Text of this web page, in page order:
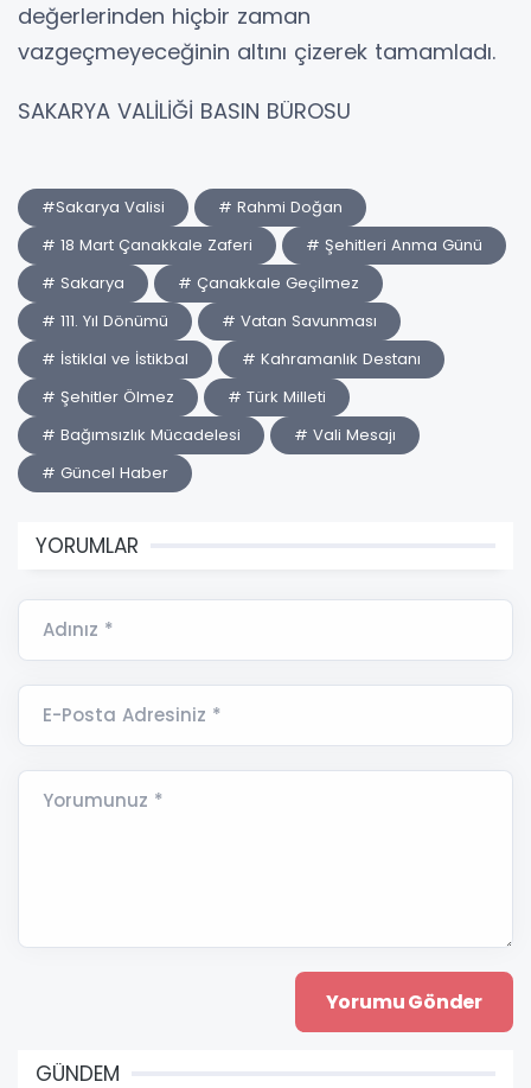
değerlerinden hiçbir zaman
vazgeçmeyeceğinin altını çizerek tamamladı.
SAKARYA VALİLİĞİ BASIN BÜROSU
#Sakarya Valisi
# Rahmi Doğan
# 18 Mart Çanakkale Zaferi
# Şehitleri Anma Günü
# Sakarya
# Çanakkale Geçilmez
# 111. Yıl Dönümü
# Vatan Savunması
# İstiklal ve İstikbal
# Kahramanlık Destanı
# Şehitler Ölmez
# Türk Milleti
# Bağımsızlık Mücadelesi
# Vali Mesajı
# Güncel Haber
YORUMLAR
Adınız *
E-Posta Adresiniz *
Yorumunuz *
GÜNDEM